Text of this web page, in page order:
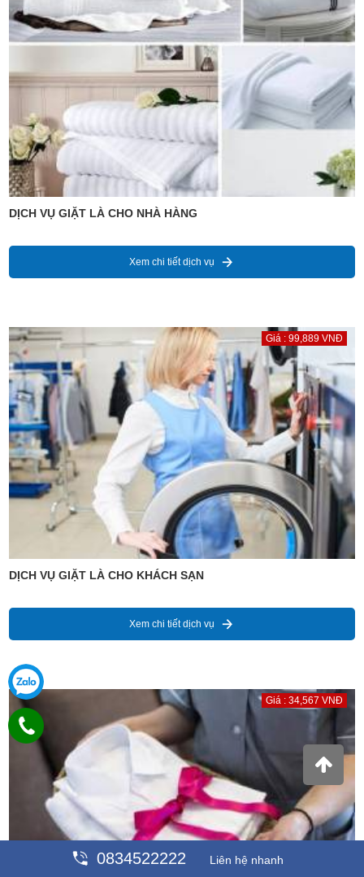
DỊCH VỤ GIẶT LÀ CHO NHÀ HÀNG
Xem chi tiết dịch vụ
Giá : 99,889 VNĐ
DỊCH VỤ GIẶT LÀ CHO KHÁCH SẠN
Xem chi tiết dịch vụ
Giá : 34,567 VNĐ
0834522222 Liên hệ nhanh